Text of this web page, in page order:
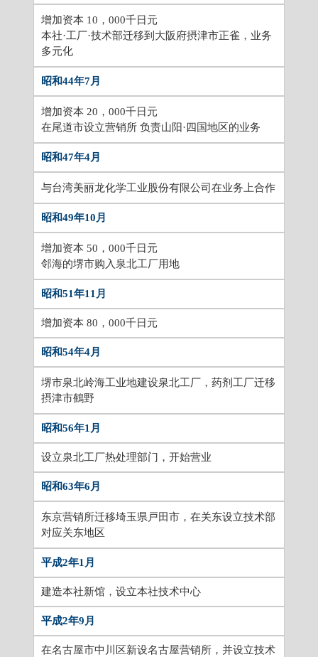
增加资本 10，000千日元
本社·工厂·技术部迁移到大阪府摂津市正雀，业务
多元化
昭和44年7月
增加资本 20，000千日元
在尾道市设立营销所 负责山阳·四国地区的业务
昭和47年4月
与台湾美丽龙化学工业股份有限公司在业务上合作
昭和49年10月
增加资本 50，000千日元
邻海的堺市购入泉北工厂用地
昭和51年11月
增加资本 80，000千日元
昭和54年4月
堺市泉北岭海工业地建设泉北工厂，药剂工厂迁移
摂津市鶴野
昭和56年1月
设立泉北工厂热处理部门，开始营业
昭和63年6月
东京营销所迁移埼玉県戸田市，在关东设立技术部
对应关东地区
平成2年1月
建造本社新馆，设立本社技术中心
平成2年9月
在名古屋市中川区新设名古屋营销所，并设立技术